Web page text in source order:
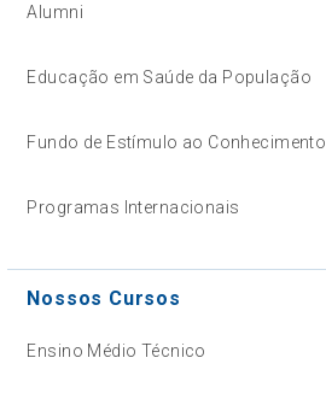
Alumni
Educação em Saúde da População
Fundo de Estímulo ao Conhecimento
Programas Internacionais
Nossos Cursos
Ensino Médio Técnico